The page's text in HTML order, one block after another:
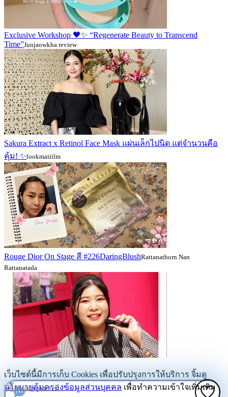
Exclusive Workshop 🖤✨ “Regenerate Beauty to Transcend
Time”Junjaowkha review
Sakura Extract x Retinol Face Mask แผ่นเล็กไปนิด แต่จำนวนคือ
คุ้ม! ✨lookmaiiilm
Rouge Dior On Stage สี #226DaringBlushRattanathorn Nan
Rattanatada
เว็บไซต์นี้มีการเก็บ Cookies เพื่อปรับปรุงการให้บริการ จิ้มดู
นโยบายคุ้มครองข้อมูลส่วนบุคคล เพื่อทำความเข้าใจเพิ่มเติม